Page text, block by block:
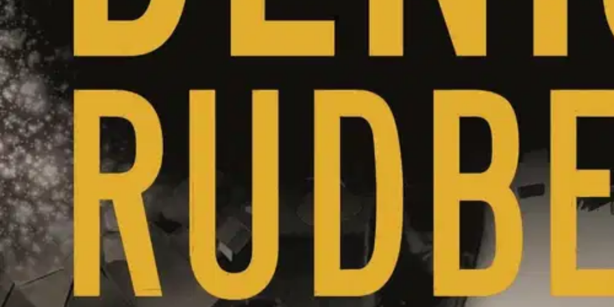
Toimitus
Ei saatavilla
Ilmainen toimitus yli 100 €:n tilauksille Postin pakettiautomaattiin tai
Etu ei koske Suuri‑lisäpalvelulla toimitettavia tuotteita.
Tarkista myymäläsaatavuus
Ei saatavilla
Tuotekuvaus